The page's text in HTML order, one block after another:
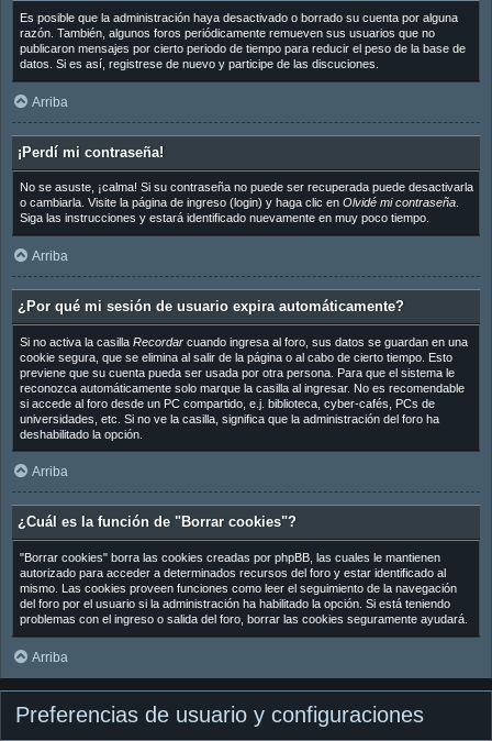
Es posible que la administración haya desactivado o borrado su cuenta por alguna
razón. También, algunos foros periódicamente remueven sus usuarios que no
publicaron mensajes por cierto periodo de tiempo para reducir el peso de la base de
datos. Si es así, registrese de nuevo y participe de las discuciones.
Arriba
¡Perdí mi contraseña!
No se asuste, ¡calma! Si su contraseña no puede ser recuperada puede desactivarla
o cambiarla. Visite la página de ingreso (login) y haga clic en Olvidé mi contraseña.
Siga las instrucciones y estará identificado nuevamente en muy poco tiempo.
Arriba
¿Por qué mi sesión de usuario expira automáticamente?
Si no activa la casilla Recordarcuando ingresa al foro, sus datos se guardan en una
cookie segura, que se elimina al salir de la página o al cabo de cierto tiempo. Esto
previene que su cuenta pueda ser usada por otra persona. Para que el sistema le
reconozca automáticamente solo marque la casilla al ingresar. No es recomendable
si accede al foro desde un PC compartido, e.j. biblioteca, cyber-cafés, PCs de
universidades, etc. Si no ve la casilla, significa que la administración del foro ha
deshabilitado la opción.
Arriba
¿Cuál es la función de "Borrar cookies"?
"Borrar cookies" borra las cookies creadas por phpBB, las cuales le mantienen
autorizado para acceder a determinados recursos del foro y estar identificado al
mismo. Las cookies proveen funciones como leer el seguimiento de la navegación
del foro por el usuario si la administración ha habilitado la opción. Si está teniendo
problemas con el ingreso o salida del foro, borrar las cookies seguramente ayudará.
Arriba
Preferencias de usuario y configuraciones